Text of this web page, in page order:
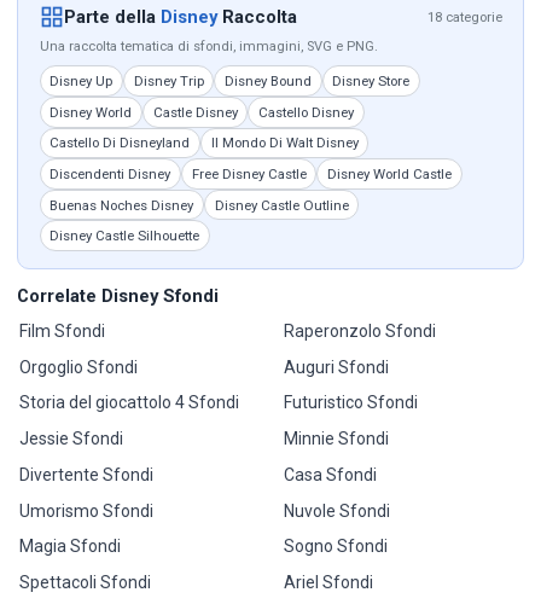
Parte della DisneyRaccolta
18 categorie
Una raccolta tematica di sfondi, immagini, SVG e PNG.
Disney Up Disney Trip Disney Bound
Disney Store
Disney World
Castle Disney
Castello Disney
Castello Di Disneyland
Il Mondo Di Walt Disney
Discendenti Disney
Free Disney Castle
Disney World Castle
Buenas Noches Disney
Disney Castle Outline
Disney Castle Silhouette
Correlate Disney Sfondi
Film Sfondi
Orgoglio Sfondi
Storia del giocattolo 4 Sfondi
Jessie Sfondi
Divertente Sfondi
Umorismo Sfondi
Magia Sfondi
Spettacoli Sfondi
Raperonzolo Sfondi
Auguri Sfondi
Futuristico Sfondi
Minnie Sfondi
Casa Sfondi
Nuvole Sfondi
Sogno Sfondi
Ariel Sfondi